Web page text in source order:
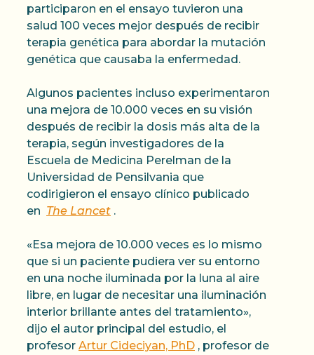
participaron en el ensayo tuvieron una
salud 100 veces mejor después de recibir
terapia genética para abordar la mutación
genética que causaba la enfermedad.
Algunos pacientes incluso experimentaron
una mejora de 10.000 veces en su visión
después de recibir la dosis más alta de la
terapia, según investigadores de la
Escuela de Medicina Perelman de la
Universidad de Pensilvania que
codirigieron el ensayo clínico publicado
en The Lancet .
«Esa mejora de 10.000 veces es lo mismo
que si un paciente pudiera ver su entorno
en una noche iluminada por la luna al aire
libre, en lugar de necesitar una iluminación
interior brillante antes del tratamiento»,
dijo el autor principal del estudio, el
profesor Artur Cideciyan, PhD , profesor de